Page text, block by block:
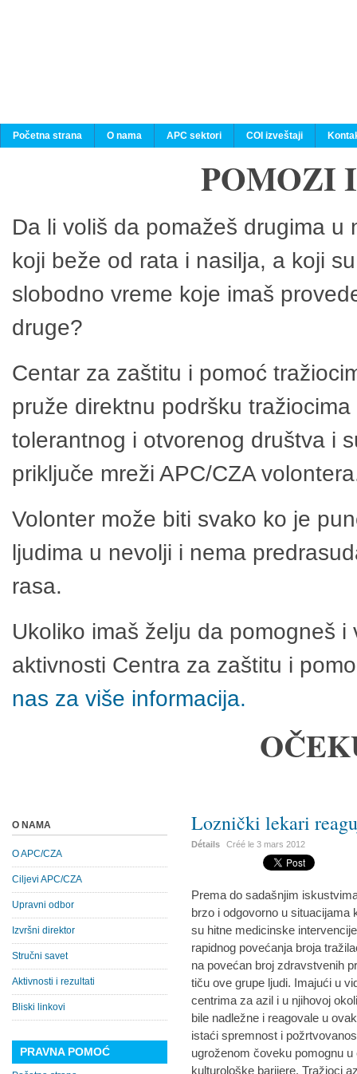
Početna strana O nama APC sektori COI izveštaji
POMOZI
Da li voliš da pomažeš drugima
koji beže od rata i nasilja, a koji
slobodno vreme koje imaš
druge?
Centar za zaštitu i pomoć
pruže direktnu podršku
tolerantnog i otvorenog društva i
priključe mreži APC/CZA
Volonter može biti svako ko je
ljudima u nevolji i nema
rasa.
Ukoliko imaš želju da pomogneš
aktivnosti Centra za zaštitu i
nas za više informacija.
Loznički lekari
Détails Créé le3 mars 2012
Prema do sadašnjim
brzo i odgovorno u situacijama
su hitne medicinske
rapidnog povećanja broja
na povećan broj zdravstvenih
tiču ove grupe ljudi. Imajući u
centrima za azil i u njihovoj
bile nadležne i reagovale u
istaći spremnost i
ugroženom čoveku pomognu
kulturološke barijere. Tražioci
O NAMA
O APC/CZA
Ciljevi APC/CZA
Upravni odbor
Izvršni direktor
Stručni savet
Aktivnosti i rezultati
Bliski linkovi
PRAVNA POMOĆ